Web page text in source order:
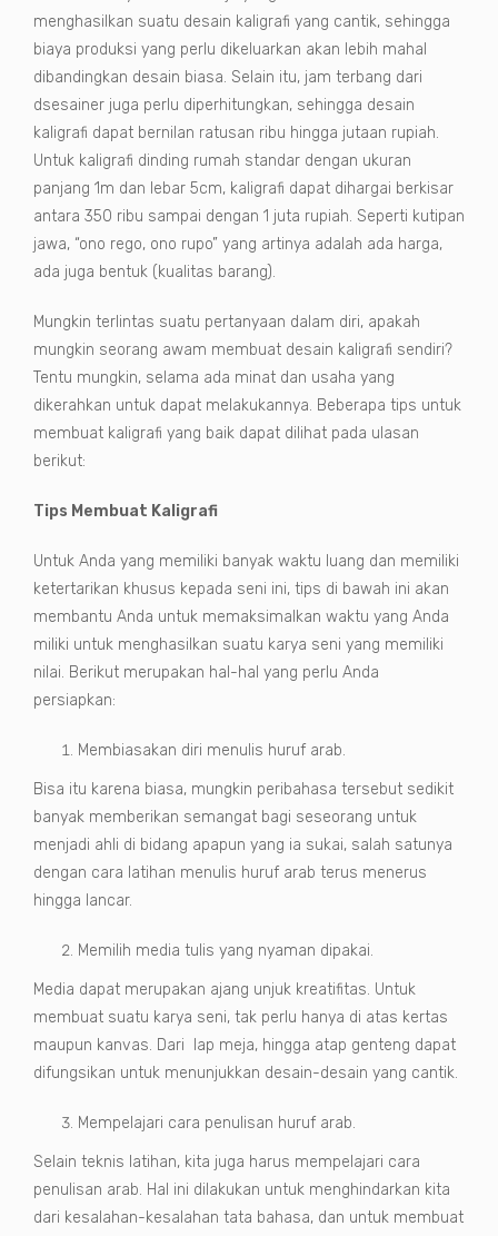
menghasilkan suatu desain kaligrafi yang cantik, sehingga
biaya produksi yang perlu dikeluarkan akan lebih mahal
dibandingkan desain biasa. Selain itu, jam terbang dari
dsesainer juga perlu diperhitungkan, sehingga desain
kaligrafi dapat bernilan ratusan ribu hingga jutaan rupiah.
Untuk kaligrafi dinding rumah standar dengan ukuran
panjang 1m dan lebar 5cm, kaligrafi dapat dihargai berkisar
antara 350 ribu sampai dengan 1 juta rupiah. Seperti kutipan
jawa, “ono rego, ono rupo” yang artinya adalah ada harga,
ada juga bentuk (kualitas barang).
Mungkin terlintas suatu pertanyaan dalam diri, apakah
mungkin seorang awam membuat desain kaligrafi sendiri?
Tentu mungkin, selama ada minat dan usaha yang
dikerahkan untuk dapat melakukannya. Beberapa tips untuk
membuat kaligrafi yang baik dapat dilihat pada ulasan
berikut:
Tips Membuat Kaligrafi
Untuk Anda yang memiliki banyak waktu luang dan memiliki
ketertarikan khusus kepada seni ini, tips di bawah ini akan
membantu Anda untuk memaksimalkan waktu yang Anda
miliki untuk menghasilkan suatu karya seni yang memiliki
nilai. Berikut merupakan hal-hal yang perlu Anda
persiapkan:
Membiasakan diri menulis huruf arab.
Bisa itu karena biasa, mungkin peribahasa tersebut sedikit
banyak memberikan semangat bagi seseorang untuk
menjadi ahli di bidang apapun yang ia sukai, salah satunya
dengan cara latihan menulis huruf arab terus menerus
hingga lancar.
Memilih media tulis yang nyaman dipakai.
Media dapat merupakan ajang unjuk kreatifitas. Untuk
membuat suatu karya seni, tak perlu hanya di atas kertas
maupun kanvas. Dari lap meja, hingga atap genteng dapat
difungsikan untuk menunjukkan desain-desain yang cantik.
Mempelajari cara penulisan huruf arab.
Selain teknis latihan, kita juga harus mempelajari cara
penulisan arab. Hal ini dilakukan untuk menghindarkan kita
dari kesalahan-kesalahan tata bahasa, dan untuk membuat